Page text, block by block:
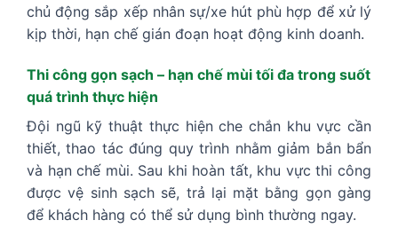
chủ động sắp xếp nhân sự/xe hút phù hợp để xử lý
kịp thời, hạn chế gián đoạn hoạt động kinh doanh.
Thi công gọn sạch – hạn chế mùi tối đa trong suốt
quá trình thực hiện
Đội ngũ kỹ thuật thực hiện che chắn khu vực cần
thiết, thao tác đúng quy trình nhằm giảm bắn bẩn
và hạn chế mùi. Sau khi hoàn tất, khu vực thi công
được vệ sinh sạch sẽ, trả lại mặt bằng gọn gàng
để khách hàng có thể sử dụng bình thường ngay.